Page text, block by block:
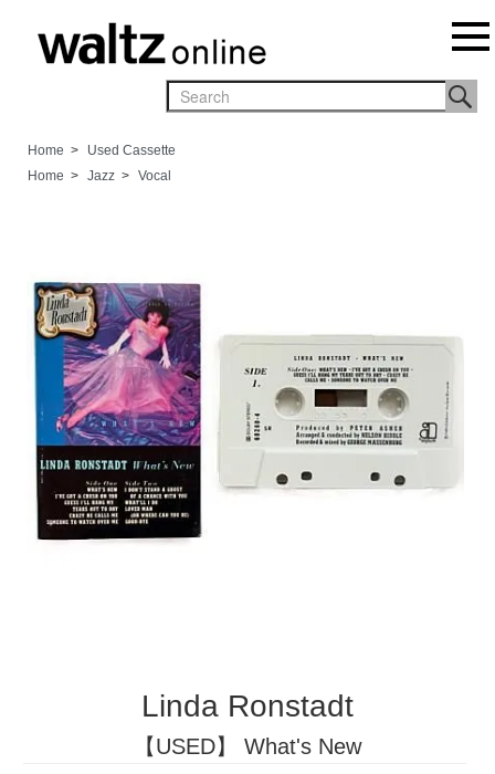
Home >
Used Cassette
Home > Jazz > Vocal
Linda Ronstadt
【USED】 What's New